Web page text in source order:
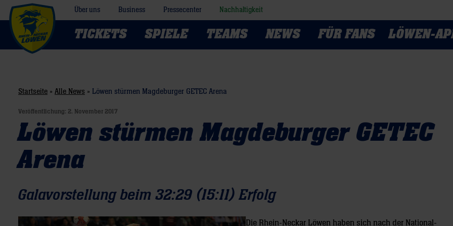
Über uns Business Pressecenter Nachhaltigkeit
TICKETS SPIELE TEAMS NEWS FÜR FANS LÖWEN-
Startseite » Alle News » Löwen stürmen Magdeburger GETEC Arena
Veröffentlichung: 2. November 2017
Löwen stürmen Magdeburger GETEC
Arena
Galavorstellung beim 32:29 (15:11) Erfolg
Die Rhein-Neckar Löwen haben sich nach der National-